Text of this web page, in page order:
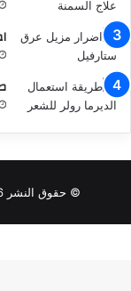
© حقوق النشر 2026، جميع الحقوق محفوظة |